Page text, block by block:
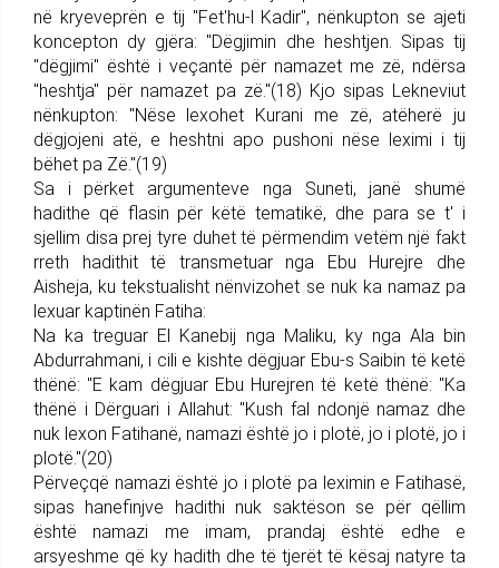
në kryeveprën e tij "Fet'hu-l Kadir", nënkupton se ajeti
koncepton dy gjëra: "Dëgjimin dhe heshtjen. Sipas tij
"dëgjimi" është i veçantë për namazet me zë, ndërsa
"heshtja" për namazet pa zë."(18) Kjo sipas Lekneviut
nënkupton: "Nëse lexohet Kurani me zë, atëherë ju
dëgjojeni atë, e heshtni apo pushoni nëse leximi i tij
bëhet pa Zë."(19)
Sa i përket argumenteve nga Suneti, janë shumë
hadithe që flasin për këtë tematikë, dhe para se t' i
sjellim disa prej tyre duhet të përmendim vetëm një fakt
rreth hadithit të transmetuar nga Ebu Hurejre dhe
Aisheja, ku tekstualisht nënvizohet se nuk ka namaz pa
lexuar kaptinën Fatiha:
Na ka treguar El Kanebij nga Maliku, ky nga Ala bin
Abdurrahmani, i cili e kishte dëgjuar Ebu-s Saibin të ketë
thënë: "E kam dëgjuar Ebu Hurejren të ketë thënë: "Ka
thënë i Dërguari i Allahut: "Kush fal ndonjë namaz dhe
nuk lexon Fatihanë, namazi është jo i plotë, jo i plotë, jo i
plotë."(20)
Përveçqë namazi është jo i plotë pa leximin e Fatihasë,
sipas hanefinjve hadithi nuk saktëson se për qëllim
është namazi me imam, prandaj është edhe e
arsyeshme që ky hadith dhe të tjerët të kësaj natyre ta